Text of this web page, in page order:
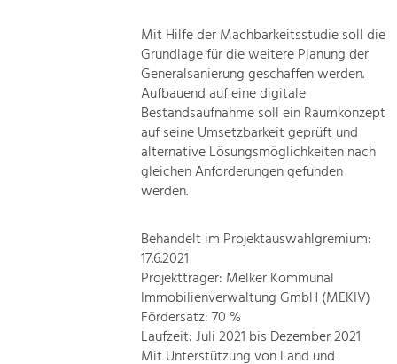
Mit Hilfe der Machbarkeitsstudie soll die
Grundlage für die weitere Planung der
Generalsanierung geschaffen werden.
Aufbauend auf eine digitale
Bestandsaufnahme soll ein Raumkonzept
auf seine Umsetzbarkeit geprüft und
alternative Lösungsmöglichkeiten nach
gleichen Anforderungen gefunden
werden.
Behandelt im Projektauswahlgremium:
17.6.2021
Projektträger: Melker Kommunal
Immobilienverwaltung GmbH (MEKIV)
Fördersatz: 70 %
Laufzeit: Juli 2021 bis Dezember 2021
Mit Unterstützung von Land und